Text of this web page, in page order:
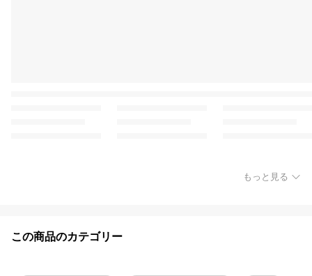
もっと見る
この商品のカテゴリー